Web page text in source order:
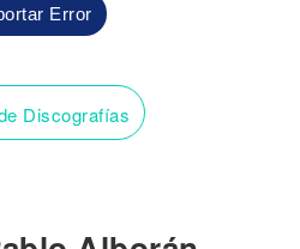
Error
Discografías